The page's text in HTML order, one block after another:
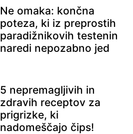
Ne omaka: končna
poteza, ki iz preprostih
paradižnikovih testenin
naredi nepozabno jed
5 nepremagljivih in
zdravih receptov za
prigrizke, ki
nadomeščajo čips!